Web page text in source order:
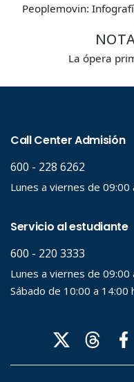
Peoplemovin:
La ópera
Palabra clave
Desde...
Hasta...